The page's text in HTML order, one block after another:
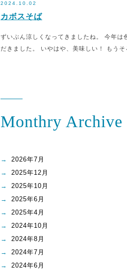
2024.10.02
カボスそば
ずいぶん涼しくなってきましたね。 今年
だきました。 いやはや、美味しい！ もう
Monthry Archive
2026年7月
2025年12月
2025年10月
2025年6月
2025年4月
2024年10月
2024年8月
2024年7月
2024年6月